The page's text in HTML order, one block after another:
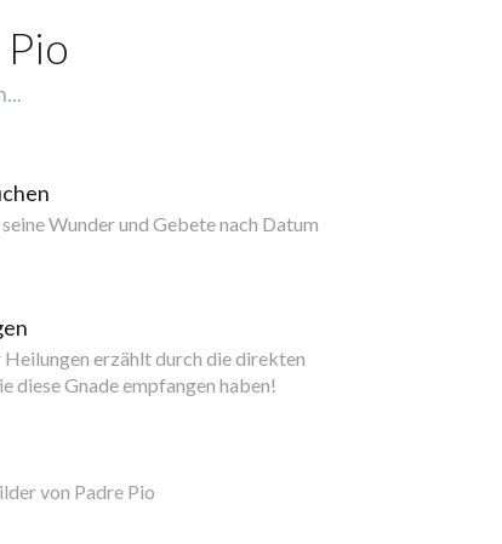
Wunder und Gebete nach Datum
erzählt durch die direkten
diese Gnade empfangen haben!
von Padre Pio